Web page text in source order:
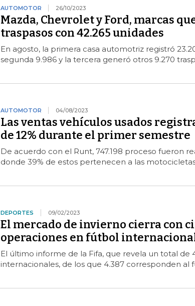
AUTOMOTOR 26/10/2023
Mazda, Chevrolet y Ford, marcas
traspasos con 42.265 unidades
En agosto, la primera casa automotriz registró
segunda 9.986 y la tercera generó otros 9.270
AUTOMOTOR 04/08/2023
Las ventas vehículos usados
de 12% durante el primer semestre
De acuerdo con el Runt, 747.198 proceso fueron
donde 39% de estos pertenecen a las
DEPORTES 09/02/2023
El mercado de invierno cierra con
operaciones en fútbol
El último informe de la Fifa, que revela un total de
internacionales, de los que 4.387 corresponden al